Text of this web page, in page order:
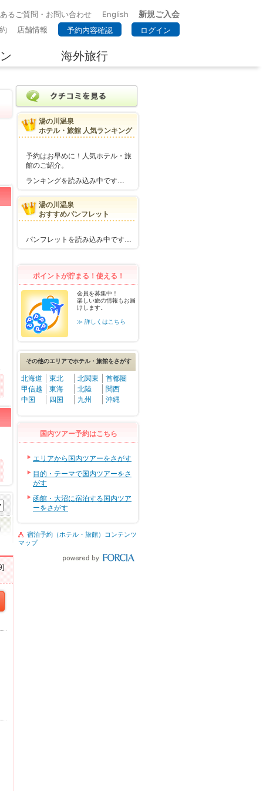
るご質問・お問い合わせ English 新規ご入会
店舗情報 予約内容確認 ログイン
海外旅行
湯の川温泉
ホテル・旅館 人気ランキング
予約はお早めに！人気ホテル・旅
館のご紹介。
ランキングを読み込み中です…
湯の川温泉
おすすめパンフレット
パンフレットを読み込み中です…
ポイントが貯まる！使える！
会員を募集中！
楽しい旅の情報もお届
けします。
≫ 詳しくはこちら
その他のエリアでホテル・旅館をさがす
北海道 東北 北関東
首都圏
甲信越
東海 北陸
関西
中国
四国 九州 沖縄
国内ツアー予約はこちら
エリアから国内ツアーをさがす
目的・テーマで国内ツアーをさ
がす
函館・大沼に宿泊する国内ツア
ーをさがす
宿泊予約（ホテル・旅館）コンテンツ
マップ